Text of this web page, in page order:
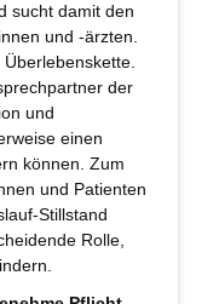
sucht damit den
und -ärzten.
der
und
einen
können. Zum
und Patienten
Stillstand
Rolle,